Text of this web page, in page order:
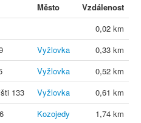
Město
Vzdálenost
0,02 km
Vyžlovka
0,33 km
Vyžlovka
0,52 km
133 Vyžlovka
0,61 km
Kozojedy 1,74 km